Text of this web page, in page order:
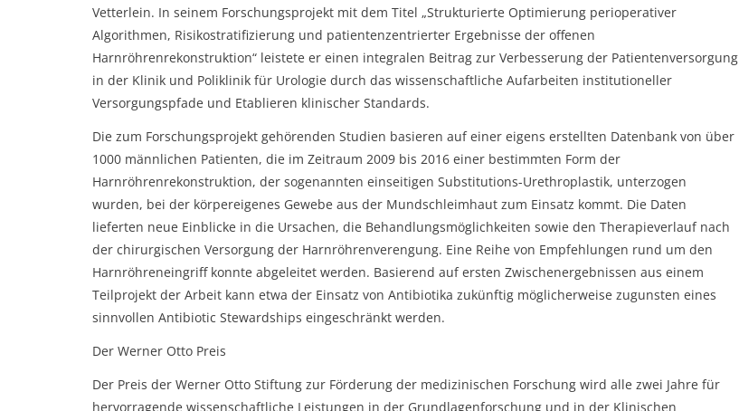
Vetterlein. In seinem Forschungsprojekt mit dem Titel „Strukturierte Optimierung perioperativer
Algorithmen, Risikostratifizierung und patientenzentrierter Ergebnisse der offenen
Harnröhrenrekonstruktion“ leistete er einen integralen Beitrag zur Verbesserung der Patientenversorgung
in der Klinik und Poliklinik für Urologie durch das wissenschaftliche Aufarbeiten institutioneller
Versorgungspfade und Etablieren klinischer Standards.
Die zum Forschungsprojekt gehörenden Studien basieren auf einer eigens erstellten Datenbank von über
1000 männlichen Patienten, die im Zeitraum 2009 bis 2016 einer bestimmten Form der
Harnröhrenrekonstruktion, der sogenannten einseitigen Substitutions-Urethroplastik, unterzogen
wurden, bei der körpereigenes Gewebe aus der Mundschleimhaut zum Einsatz kommt. Die Daten
lieferten neue Einblicke in die Ursachen, die Behandlungsmöglichkeiten sowie den Therapieverlauf nach
der chirurgischen Versorgung der Harnröhrenverengung. Eine Reihe von Empfehlungen rund um den
Harnröhreneingriff konnte abgeleitet werden. Basierend auf ersten Zwischenergebnissen aus einem
Teilprojekt der Arbeit kann etwa der Einsatz von Antibiotika zukünftig möglicherweise zugunsten eines
sinnvollen Antibiotic Stewardships eingeschränkt werden.
Der Werner Otto Preis
Der Preis der Werner Otto Stiftung zur Förderung der medizinischen Forschung wird alle zwei Jahre für
hervorragende wissenschaftliche Leistungen in der Grundlagenforschung und in der Klinischen